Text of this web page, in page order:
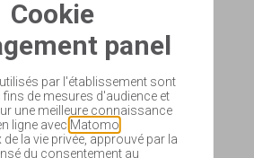
Cookie
panel
utilisés par l'établissement sont
fins de mesures d'audience et
une meilleure connaissance
ligne avec Matomo
la vie privée, approuvé par la
du consentement au